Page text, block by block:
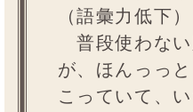
（語彙力低下）
普段使わない
が、ほんっっ
こっていて、